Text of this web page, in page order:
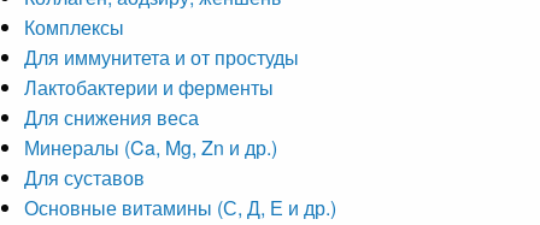
Комплексы
Для иммунитета и от простуды
Лактобактерии и ферменты
Для снижения веса
Минералы (Ca, Mg, Zn и др.)
Для суставов
Основные витамины (С, Д, Е и др.)